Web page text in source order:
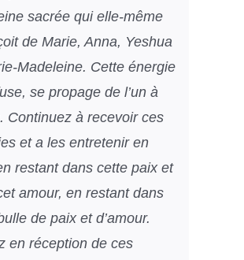
sacrée qui elle-même
de Marie, Anna, Yeshua
Madeleine. Cette énergie
se propage de l’un à
Continuez à recevoir ces
et a les entretenir en
restant dans cette paix et
amour, en restant dans
de paix et d’amour.
en réception de ces